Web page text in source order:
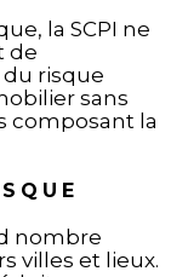
la SCPI ne
de
du risque
sans
composant la
nombre
villes et lieux.